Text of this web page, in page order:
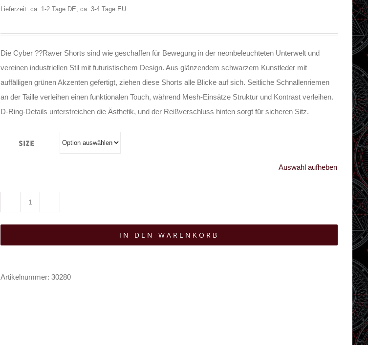
Lieferzeit: ca. 1-2 Tage DE, ca. 3-4 Tage EU
Die Cyber ??Raver Shorts sind wie geschaffen für Bewegung in der neonbeleuchteten Unterwelt und
vereinen industriellen Stil mit futuristischem Design. Aus glänzendem schwarzem Kunstleder mit
auffälligen grünen Akzenten gefertigt, ziehen diese Shorts alle Blicke auf sich. Seitliche Schnallenriemen
an der Taille verleihen einen funktionalen Touch, während Mesh-Einsätze Struktur und Kontrast verleihen.
D-Ring-Details unterstreichen die Ästhetik, und der Reißverschluss hinten sorgt für sicheren Sitz.
Size
Auswahl aufheben
Shorts
IN DEN WARENKORB
Artikelnummer: 30280